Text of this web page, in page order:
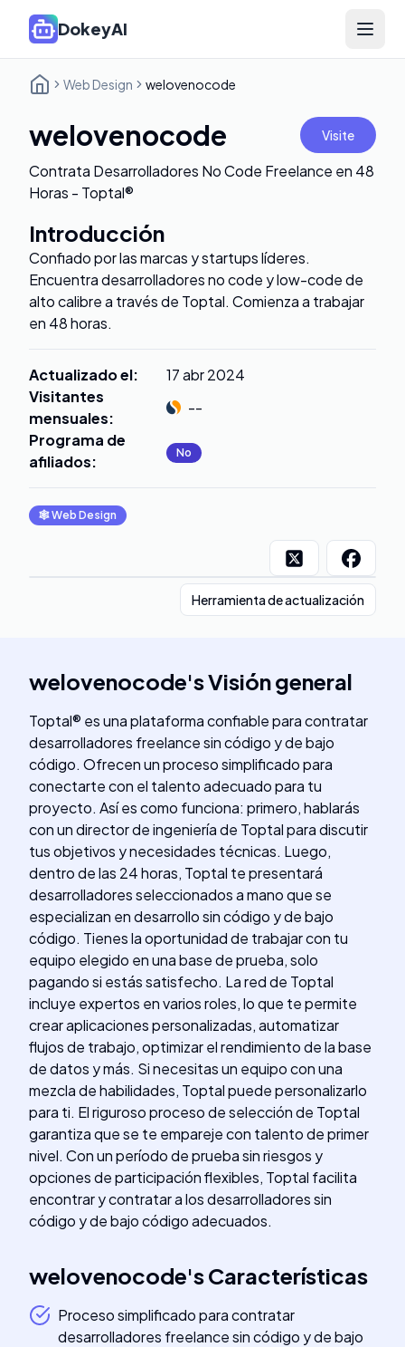
DokeyAI Open
Web Design welovenocode
welovenocode Visite
Contrata Desarrolladores No Code Freelance en 48
Horas - Toptal®
Introducción
Confiado por las marcas y startups líderes.
Encuentra desarrolladores no code y low-code de
alto calibre a través de Toptal. Comienza a trabajar
en 48 horas.
Actualizado el:
17 abr 2024
Visitantes
mensuales:
--
Programa de
afiliados: No
🕸Web Design
Herramienta de actualización
welovenocode'sVisión general
Toptal® es una plataforma confiable para contratar
desarrolladores freelance sin código y de bajo
código. Ofrecen un proceso simplificado para
conectarte con el talento adecuado para tu
proyecto. Así es como funciona: primero, hablarás
con un director de ingeniería de Toptal para discutir
tus objetivos y necesidades técnicas. Luego,
dentro de las 24 horas, Toptal te presentará
desarrolladores seleccionados a mano que se
especializan en desarrollo sin código y de bajo
código. Tienes la oportunidad de trabajar con tu
equipo elegido en una base de prueba, solo
pagando si estás satisfecho. La red de Toptal
incluye expertos en varios roles, lo que te permite
crear aplicaciones personalizadas, automatizar
flujos de trabajo, optimizar el rendimiento de la base
de datos y más. Si necesitas un equipo con una
mezcla de habilidades, Toptal puede personalizarlo
para ti. El riguroso proceso de selección de Toptal
garantiza que se te empareje con talento de primer
nivel. Con un período de prueba sin riesgos y
opciones de participación flexibles, Toptal facilita
encontrar y contratar a los desarrolladores sin
código y de bajo código adecuados.
welovenocode'sCaracterísticas
Proceso simplificado para contratar
desarrolladores freelance sin código y de bajo